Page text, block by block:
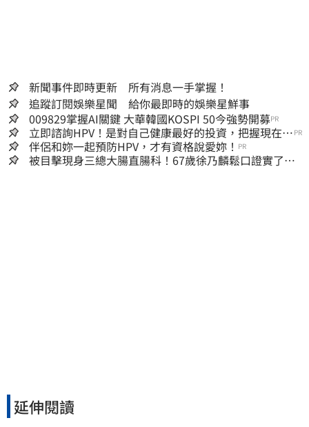
新聞事件即時更新 所有消息一手掌握！
追蹤訂閱娛樂星聞 給你最即時的娛樂星鮮事
009829掌握AI關鍵 大華韓國KOSPI 50今強勢開募PR
立即諮詢HPV！是對自己健康最好的投資，把握現在不
嫌晚！
PR
伴侶和妳一起預防HPV，才有資格說愛妳！ PR
被目擊現身三總大腸直腸科！67歲徐乃麟鬆口證實了
延伸閱讀